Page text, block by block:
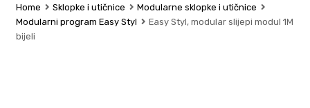
Home Sklopke i utičnice
Modularne sklopke i utičnice
Modularni program Easy Styl
Easy Styl, modular slijepi modul 1M
bijeli